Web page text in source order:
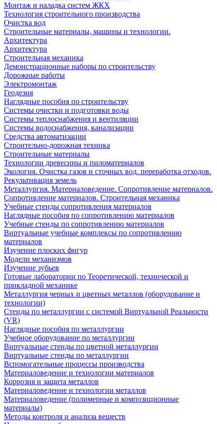
Монтаж и наладка систем ЖКХ
Технология строительного производства
Очистка вод
Строительные материалы, машины и технологии.
Архитектура
Архитектура
Cтроительная механика
Демонстрационные наборы по строительству
Дорожные работы
Электромонтаж
Геодезия
Наглядные пособия по строительству
Системы очистки и подготовки воды
Системы теплоснабжения и вентиляции
Системы водоснабжения, канализации
Средства автоматизации
Строительно-дорожная техника
Строительные материалы
Технологии древесины и пиломатериалов
Экология. Очистка газов и сточных вод. переработка отходов.
Рекультивация земель
Металлургия. Материаловедение. Сопротивление материалов.
Сопротивление материалов. Строительная механика
Учебные стенды сопротивления материалов
Наглядные пособия по сопротивлению материалов
Учебные стенды по сопротивлению материалов
Виртуальные учебные комплексы по сопротивлению
материалов
Изучение плоских фигур
Модели механизмов
Изучение зубьев
Готовые лаборатории по Теоретической, технической и
прикладной механике
Металлургия черных и цветных металлов (оборудование и
технологии)
Cтенды по металлургии с системой Виртуальной Реальности
(VR)
Наглядные пособия по металлургии
Учебное оборудование по металлургии
Виртуальные стенды по цветной металлургии
Виртуальные стенды по металлургии
Вспомогательные процессы производства
Материаловедение и технологии материалов
Коррозия и защита металлов
Материаловедение и технологии металлов
Материаловедение (полимерные и композиционные
материалы)
Методы контроля и анализа веществ